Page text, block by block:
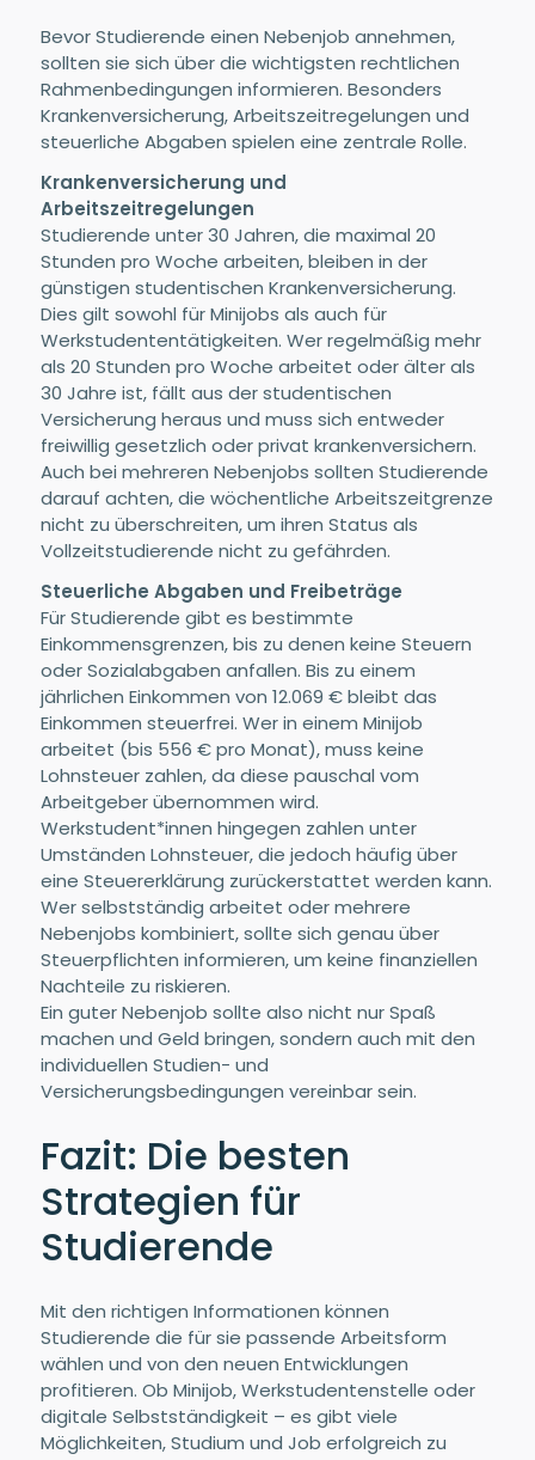
Bevor Studierende einen Nebenjob annehmen,
sollten sie sich über die wichtigsten rechtlichen
Rahmenbedingungen informieren. Besonders
Krankenversicherung, Arbeitszeitregelungen und
steuerliche Abgaben spielen eine zentrale Rolle.
Krankenversicherung und
Arbeitszeitregelungen
Studierende unter 30 Jahren, die maximal 20
Stunden pro Woche arbeiten, bleiben in der
günstigen studentischen Krankenversicherung.
Dies gilt sowohl für Minijobs als auch für
Werkstudententätigkeiten. Wer regelmäßig mehr
als 20 Stunden pro Woche arbeitet oder älter als
30 Jahre ist, fällt aus der studentischen
Versicherung heraus und muss sich entweder
freiwillig gesetzlich oder privat krankenversichern.
Auch bei mehreren Nebenjobs sollten Studierende
darauf achten, die wöchentliche Arbeitszeitgrenze
nicht zu überschreiten, um ihren Status als
Vollzeitstudierende nicht zu gefährden.
Steuerliche Abgaben und Freibeträge
Für Studierende gibt es bestimmte
Einkommensgrenzen, bis zu denen keine Steuern
oder Sozialabgaben anfallen. Bis zu einem
jährlichen Einkommen von 12.069 € bleibt das
Einkommen steuerfrei. Wer in einem Minijob
arbeitet (bis 556 € pro Monat), muss keine
Lohnsteuer zahlen, da diese pauschal vom
Arbeitgeber übernommen wird.
Werkstudent*innen hingegen zahlen unter
Umständen Lohnsteuer, die jedoch häufig über
eine Steuererklärung zurückerstattet werden kann.
Wer selbstständig arbeitet oder mehrere
Nebenjobs kombiniert, sollte sich genau über
Steuerpflichten informieren, um keine finanziellen
Nachteile zu riskieren.
Ein guter Nebenjob sollte also nicht nur Spaß
machen und Geld bringen, sondern auch mit den
individuellen Studien- und
Versicherungsbedingungen vereinbar sein.
Fazit: Die besten
Strategien für
Studierende
Mit den richtigen Informationen können
Studierende die für sie passende Arbeitsform
wählen und von den neuen Entwicklungen
profitieren. Ob Minijob, Werkstudentenstelle oder
digitale Selbstständigkeit – es gibt viele
Möglichkeiten, Studium und Job erfolgreich zu